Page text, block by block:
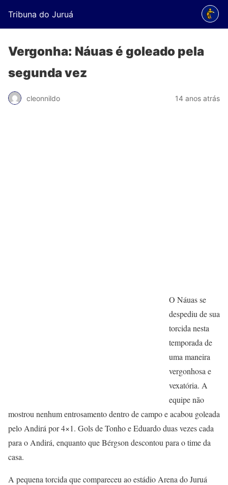
Tribuna do Juruá
Vergonha: Náuas é goleado pela
segunda vez
cleonnildo 14 anos atrás
O Náuas se
despediu de sua
torcida nesta
temporada de
uma maneira
vergonhosa e
vexatória. A
equipe não
mostrou nenhum entrosamento dentro de campo e acabou goleada
pelo Andirá por 4×1. Gols de Tonho e Eduardo duas vezes cada
para o Andirá, enquanto que Bérgson descontou para o time da
casa.
A pequena torcida que compareceu ao estádio Arena do Juruá